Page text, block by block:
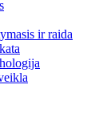
ir raida